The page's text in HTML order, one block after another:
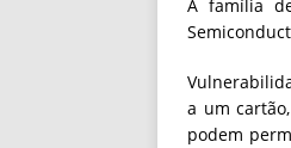
A família
a um
podem